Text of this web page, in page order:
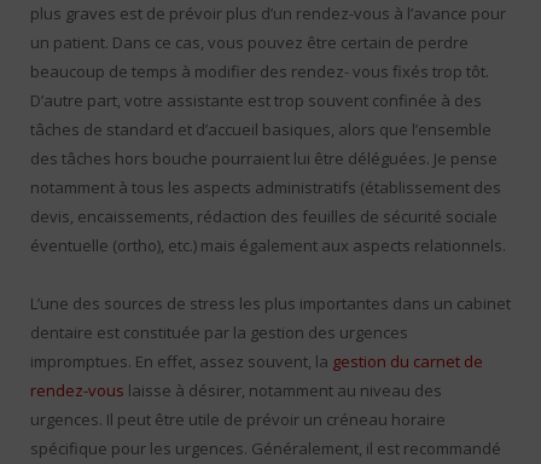
plus graves est de prévoir plus d’un rendez-vous à l’avance pour
un patient. Dans ce cas, vous pouvez être certain de perdre
beaucoup de temps à modifier des rendez- vous fixés trop tôt.
D’autre part, votre assistante est trop souvent confinée à des
tâches de standard et d’accueil basiques, alors que l’ensemble
des tâches hors bouche pourraient lui être déléguées. Je pense
notamment à tous les aspects administratifs (établissement des
devis, encaissements, rédaction des feuilles de sécurité sociale
éventuelle (ortho), etc.) mais également aux aspects relationnels.
L’une des sources de stress les plus importantes dans un cabinet
dentaire est constituée par la gestion des urgences
impromptues. En effet, assez souvent, la gestion du carnet de
rendez-vous laisse à désirer, notamment au niveau des
urgences. Il peut être utile de prévoir un créneau horaire
spécifique pour les urgences. Généralement, il est recommandé